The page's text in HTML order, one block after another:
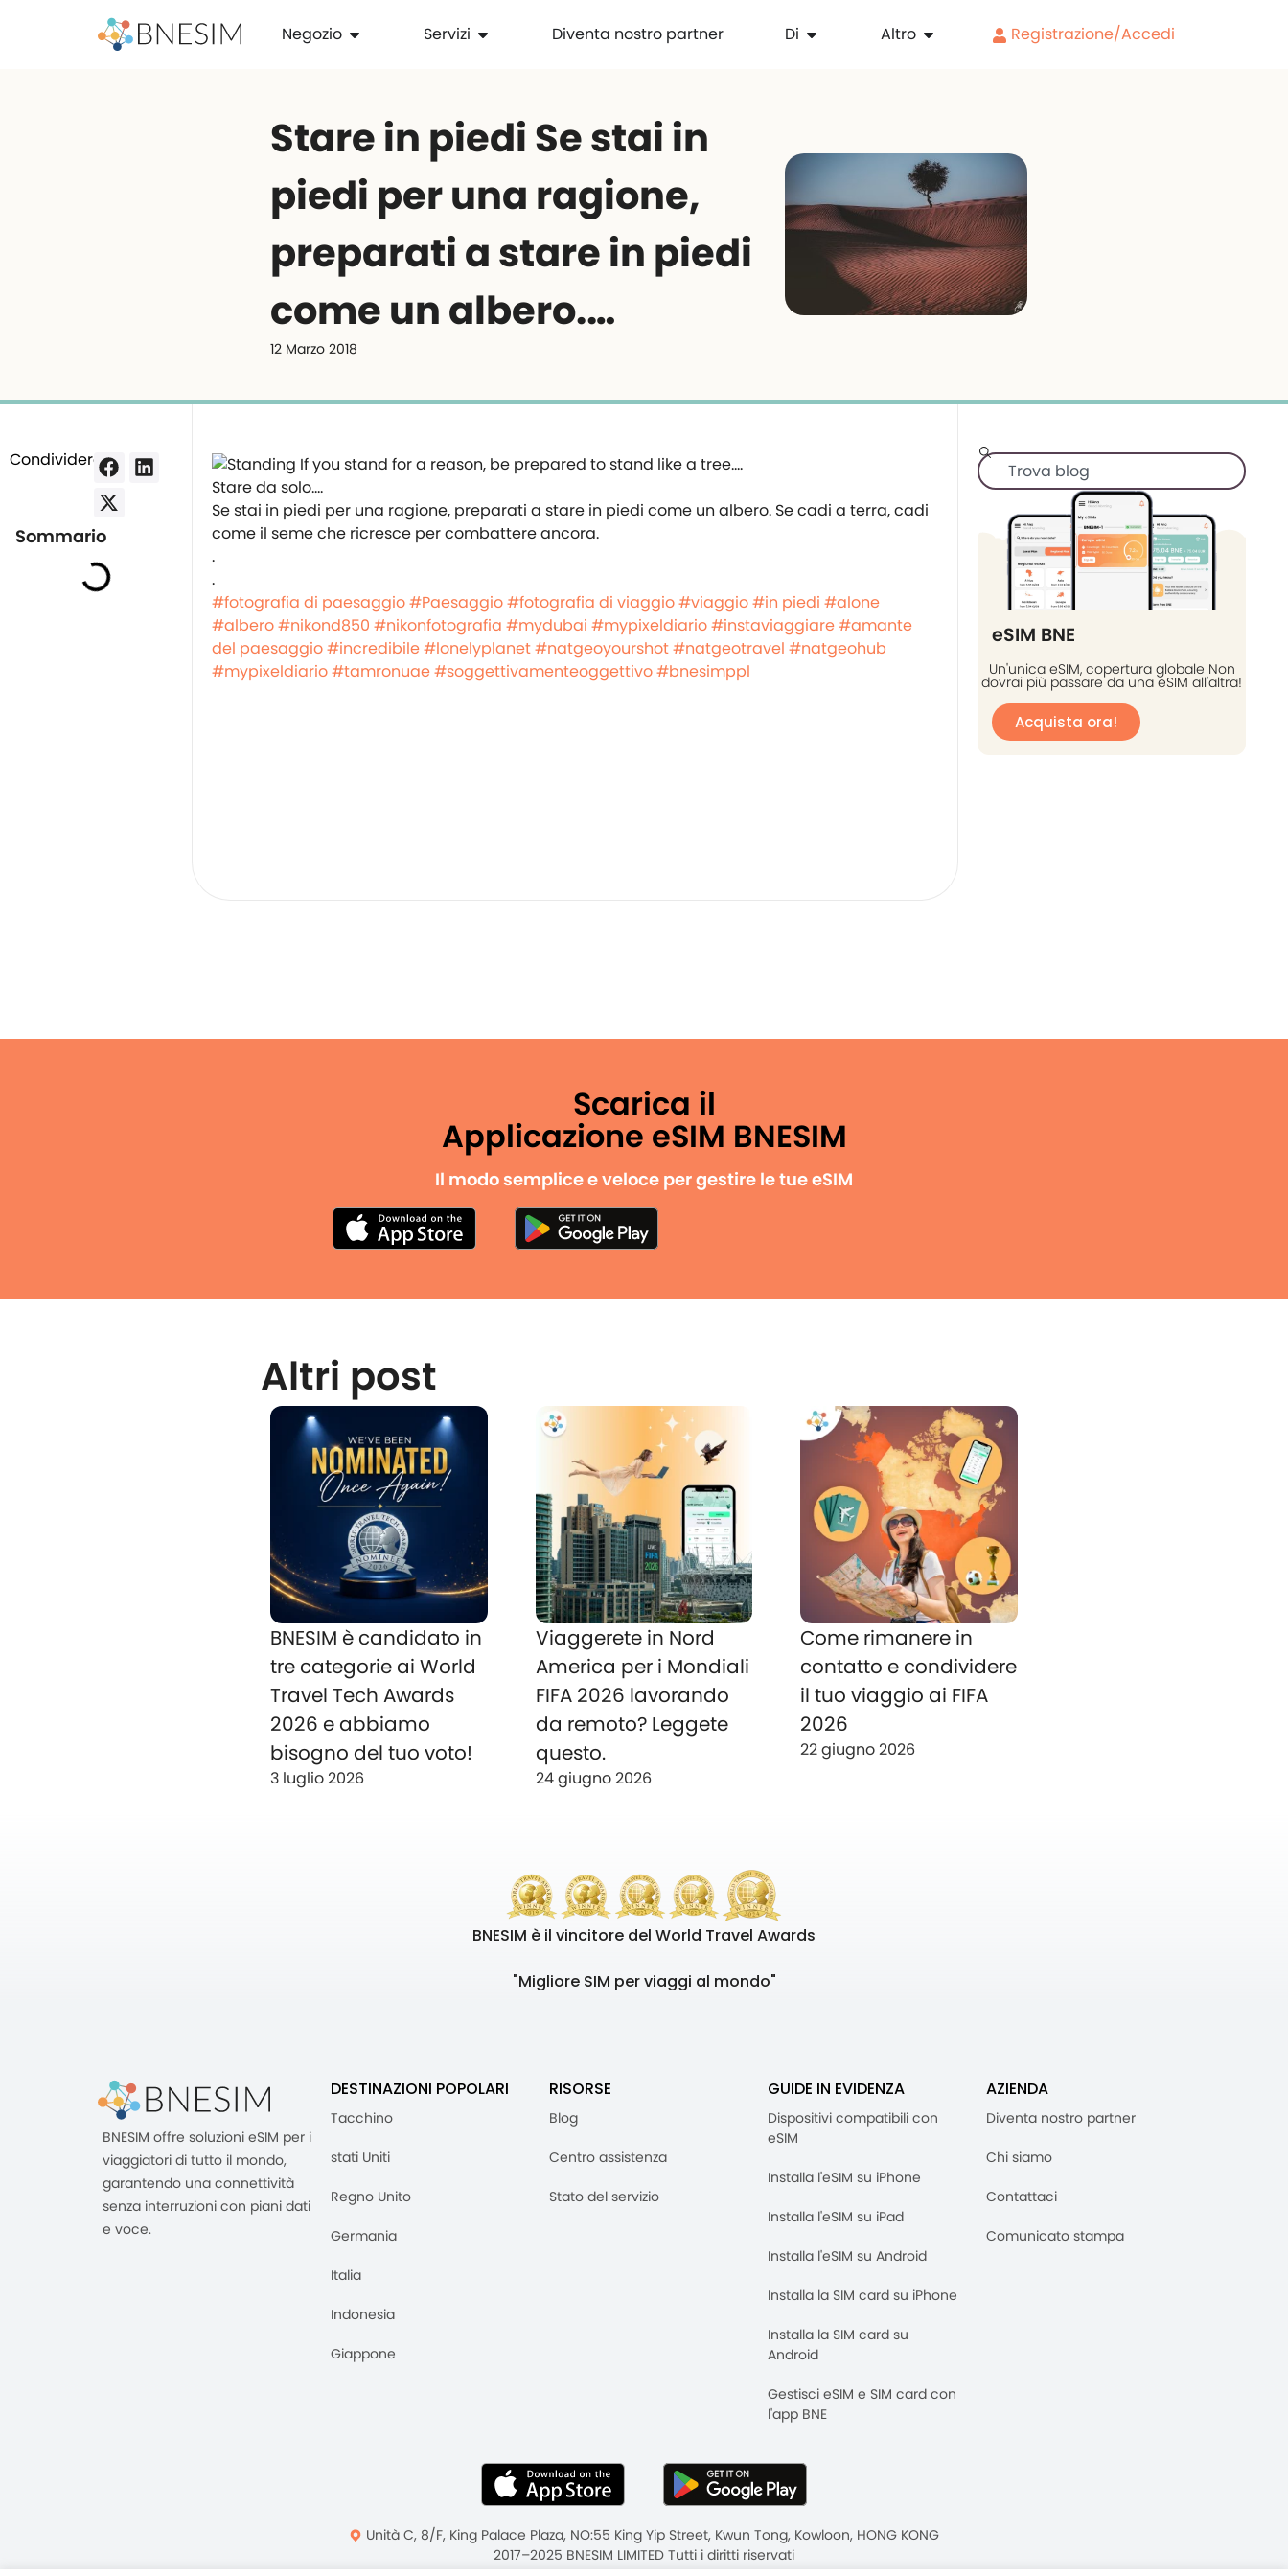
Negozio Servizi Diventa nostro partner Di Altro Registrazione/Accedi
Stare in piedi Se stai in
piedi per una ragione,
preparati a stare in piedi
come un albero.…
12 Marzo 2018
Condividere:
Sommario
Stare da solo….
Se stai in piedi per una ragione, preparati a stare in piedi come un albero. Se cadi a terra, cadi
come il seme che ricresce per combattere ancora.
.
.
#fotografia di paesaggio#Paesaggio#fotografia di viaggio#viaggio#in piedi #alone
#albero#nikond850 #nikonfotografia #mydubai #mypixeldiario#instaviaggiare#amante
del paesaggio#incredibile#lonelyplanet#natgeoyourshot#natgeotravel #natgeohub
#mypixeldiario#tamronuae#soggettivamenteoggettivo#bnesimppl
eSIM BNE
Un'unica eSIM, copertura globale Non
dovrai più passare da una eSIM all'altra!
Acquista ora!
Scarica il
Applicazione eSIM BNESIM
Il modo semplice e veloce per gestire le tue eSIM
Altri post
BNESIM è candidato in
tre categorie ai World
Travel Tech Awards
2026 e abbiamo
bisogno del tuo voto!
3 luglio 2026
Viaggerete in Nord
America per i Mondiali
FIFA 2026 lavorando
da remoto? Leggete
questo.
24 giugno 2026
Come rimanere in
contatto e condividere
il tuo viaggio ai FIFA
2026
22 giugno 2026
BNESIM è il vincitore del World Travel Awards
"Migliore SIM per viaggi al mondo"
BNESIM offre soluzioni eSIM per i
viaggiatori di tutto il mondo,
garantendo una connettività
senza interruzioni con piani dati
e voce.
DESTINAZIONI POPOLARI
Tacchino
stati Uniti
Regno Unito
Germania
Italia
Indonesia
Giappone
RISORSE
Blog
Centro assistenza
Stato del servizio
GUIDE IN EVIDENZA
Dispositivi compatibili con
eSIM
Installa l'eSIM su iPhone
Installa l'eSIM su iPad
Installa l'eSIM su Android
Installa la SIM card su iPhone
Installa la SIM card su
Android
Gestisci eSIM e SIM card con
l'app BNE
AZIENDA
Diventa nostro partner
Chi siamo
Contattaci
Comunicato stampa
Unità C, 8/F, King Palace Plaza, NO:55 King Yip Street, Kwun Tong, Kowloon, HONG KONG
2017–2025 BNESIM LIMITED Tutti i diritti riservati